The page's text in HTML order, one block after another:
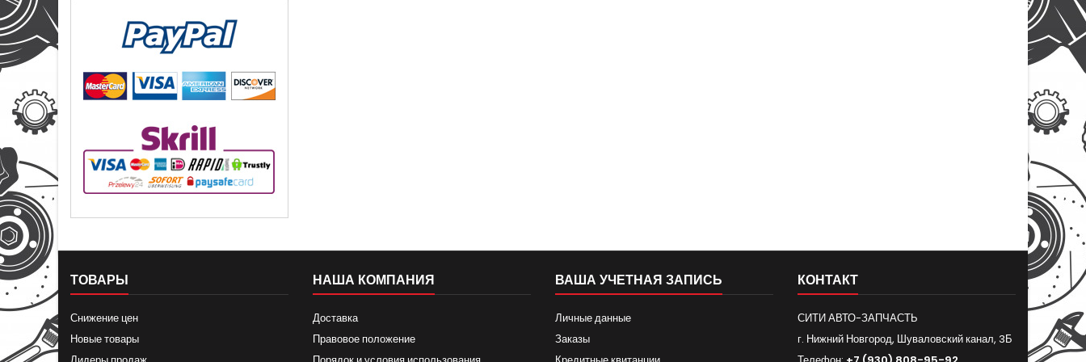
ТОВАРЫ
Снижение цен
Новые товары
НАША КОМПАНИЯ
Доставка
Правовое положение
ВАША УЧЕТНАЯ ЗАПИСЬ
Личные данные
Заказы
КОНТАКТ
СИТИ АВТО-ЗАПЧАСТЬ
г. Нижний Новгород, Шуваловский канал, 3Б